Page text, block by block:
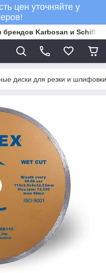
цен уточняйте у
Karbosan и Schifler
диски для резки и